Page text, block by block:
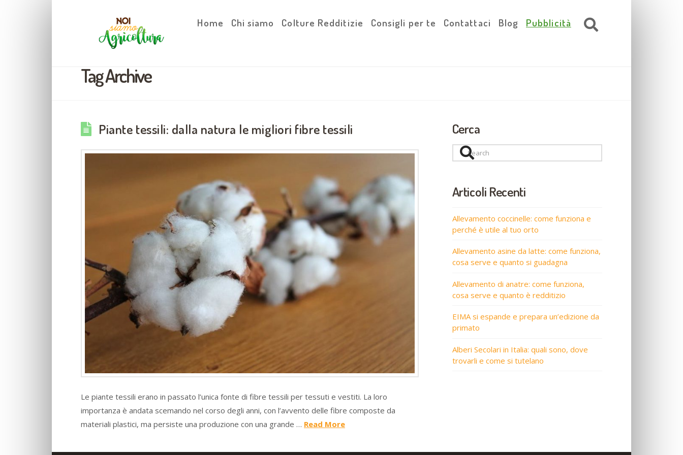
Home Chi siamo Colture Redditizie Consigli per te Contattaci Blog Pubblicità
Tag Archive
Piante tessili: dalla natura le migliori fibre tessili
Le piante tessili erano in passato l’unica fonte di fibre tessili per tessuti e vestiti. La loro
importanza è andata scemando nel corso degli anni, con l’avvento delle fibre composte da
materiali plastici, ma persiste una produzione con una grande … Read More
Cerca
Search
Articoli Recenti
Allevamento coccinelle: come funziona e
perché è utile al tuo orto
Allevamento asine da latte: come funziona,
cosa serve e quanto si guadagna
Allevamento di anatre: come funziona,
cosa serve e quanto è redditizio
EIMA si espande e prepara un’edizione da
primato
Alberi Secolari in Italia: quali sono, dove
trovarli e come si tutelano